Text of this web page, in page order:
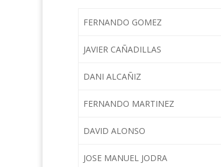
FERNANDO GOMEZ
JAVIER CAÑADILLAS
DANI ALCAÑIZ
FERNANDO MARTINEZ
DAVID ALONSO
JOSE MANUEL JODRA